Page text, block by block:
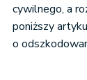
cywilnego, a
poniższy
o